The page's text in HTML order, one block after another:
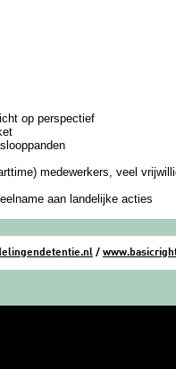
op perspectief
medewerkers, veel
aan landelijke acties
/